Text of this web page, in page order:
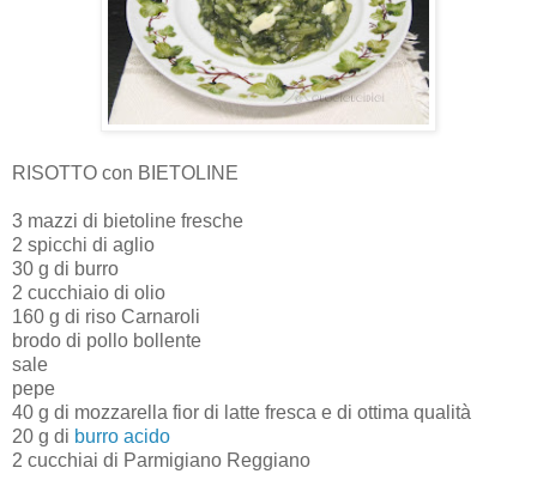
RISOTTO con BIETOLINE
3 mazzi di bietoline fresche
2 spicchi di aglio
30 g di burro
2 cucchiaio di olio
160 g di riso Carnaroli
brodo di pollo bollente
sale
pepe
40 g di mozzarella fior di latte fresca e di ottima qualità
20 g di burro acido
2 cucchiai di Parmigiano Reggiano